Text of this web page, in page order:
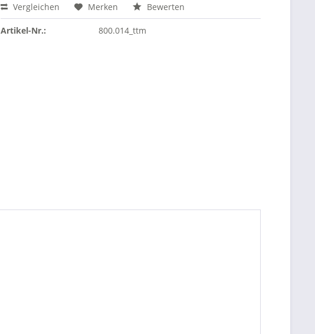
Vergleichen Merken Bewerten
Artikel-Nr.: 800.014_ttm